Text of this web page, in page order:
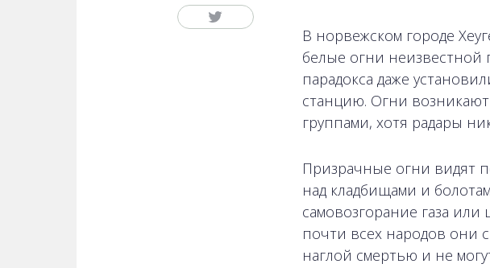
В норвежском городе
белые огни неизвестной
парадокса даже
станцию. Огни
группами, хотя радары
Призрачные огни видят
над кладбищами и
самовозгорание газа
почти всех народов они
наглой смертью и не